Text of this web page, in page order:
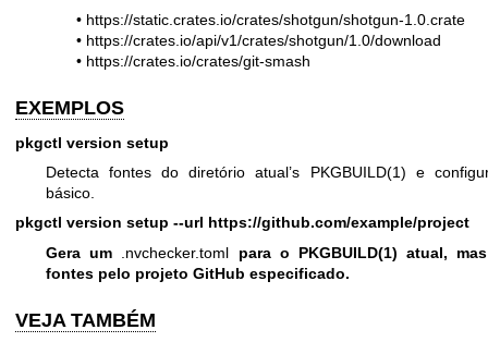
• https://static.crates.io/crates/shotgun/shotgun-1.0.crate
• https://crates.io/api/v1/crates/shotgun/1.0/download
• https://crates.io/crates/git-smash
EXEMPLOS
pkgctl version setup
Detecta fontes do diretório atual’s PKGBUILD(1) e
básico.
pkgctl version setup --url https://github.com/example/project
Gera um
.nvchecker.toml para o PKGBUILD(1) atual,
fontes pelo projeto GitHub especificado.
VEJA TAMBÉM